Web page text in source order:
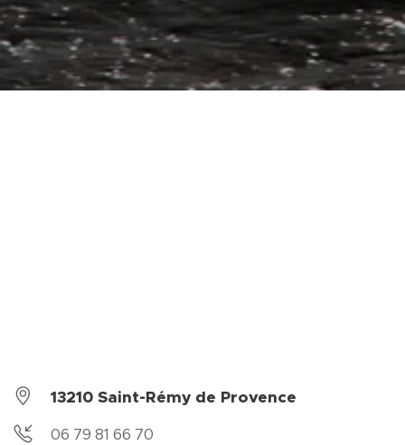
13210 Saint-Rémy de Provence
06 79 81 66 70